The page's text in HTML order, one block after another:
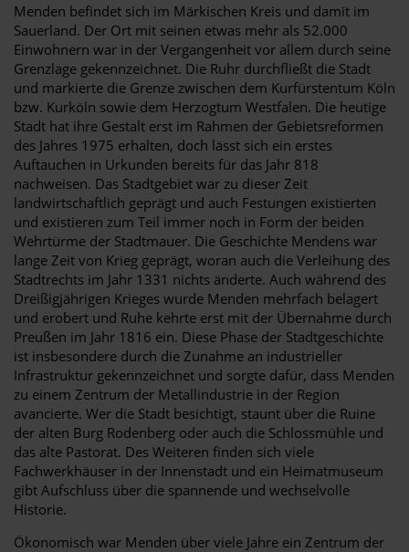
Menden befindet sich im Märkischen Kreis und damit im
Sauerland. Der Ort mit seinen etwas mehr als 52.000
Einwohnern war in der Vergangenheit vor allem durch seine
Grenzlage gekennzeichnet. Die Ruhr durchfließt die Stadt
und markierte die Grenze zwischen dem Kurfürstentum Köln
bzw. Kurköln sowie dem Herzogtum Westfalen. Die heutige
Stadt hat ihre Gestalt erst im Rahmen der Gebietsreformen
des Jahres 1975 erhalten, doch lässt sich ein erstes
Auftauchen in Urkunden bereits für das Jahr 818
nachweisen. Das Stadtgebiet war zu dieser Zeit
landwirtschaftlich geprägt und auch Festungen existierten
und existieren zum Teil immer noch in Form der beiden
Wehrtürme der Stadtmauer. Die Geschichte Mendens war
lange Zeit von Krieg geprägt, woran auch die Verleihung des
Stadtrechts im Jahr 1331 nichts änderte. Auch während des
Dreißigjährigen Krieges wurde Menden mehrfach belagert
und erobert und Ruhe kehrte erst mit der Übernahme durch
Preußen im Jahr 1816 ein. Diese Phase der Stadtgeschichte
ist insbesondere durch die Zunahme an industrieller
Infrastruktur gekennzeichnet und sorgte dafür, dass Menden
zu einem Zentrum der Metallindustrie in der Region
avancierte. Wer die Stadt besichtigt, staunt über die Ruine
der alten Burg Rodenberg oder auch die Schlossmühle und
das alte Pastorat. Des Weiteren finden sich viele
Fachwerkhäuser in der Innenstadt und ein Heimatmuseum
gibt Aufschluss über die spannende und wechselvolle
Historie.
Ökonomisch war Menden über viele Jahre ein Zentrum der